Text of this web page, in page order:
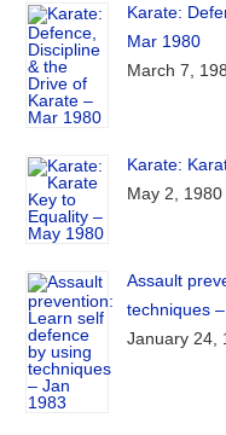
Karate:
Mar 1980
March 7,
Karate:
May 2, 1980
Assault
techniques
January 24,